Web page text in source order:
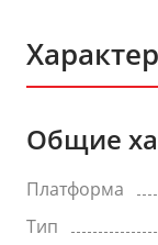
Общие
Платформа
Тип